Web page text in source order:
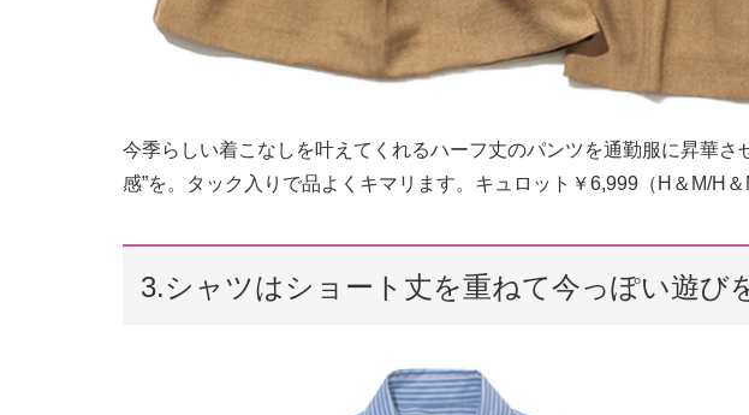
今季らしい着こなしを叶えてくれるハーフ丈のパンツを通勤服に昇華さ
感”を。タック入りで品よくキマリます。キュロット￥6,999（H＆M/H＆
3.シャツはショート丈を重ねて今っぽい遊び